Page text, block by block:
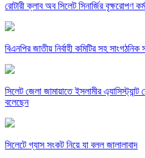
রোটারী ক্লাব অব সিলেট সিনার্জির বৃক্ষরোপণ
বিএনপির জাতীয় নির্বাহী কমিটির সহ
সিলেট জেলা জামায়াতে ইসলামীর
বলেছেন
সিলেটে গ্যাস সংকট নিয়ে যা বলল জালালাবাদ